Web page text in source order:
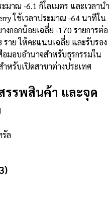
มาณ -6.1 กิโลเมตร และเวลานำ
ใช้เวลาประมาณ -64 นาทีใน
งกอกน้อยเฉลี่ย -170 รายการต่อ
ราย ให้คะแนนเฉลี่ย และรับรอง
มอบอำนาจสำหรับธุรกรรมใน
หรับเปิดสาขาต่างประเทศ
รรพสินค้า และจุด
ล
3)